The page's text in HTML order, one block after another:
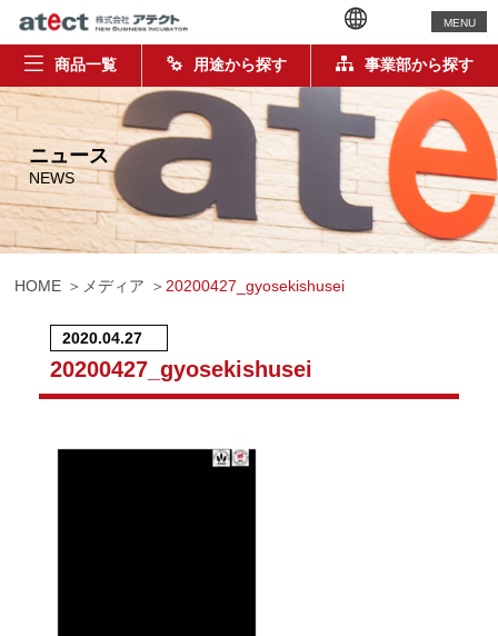
MENU
商品一覧 用途から探す 事業部から探す
ニュース
NEWS
HOME メディア 20200427_gyosekishusei
2020.04.27
20200427_gyosekishusei